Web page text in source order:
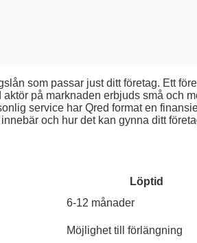
som passar just ditt företag. Ett
på marknaden erbjuds små och
service har Qred format en
och hur det kan gynna ditt
Löptid
6-12 månader
Möjlighet till förlängning